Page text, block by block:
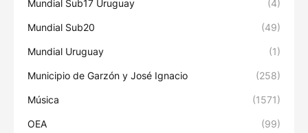
Mundial Sub17 Uruguay (4)
Mundial Sub20 (49)
Mundial Uruguay (1)
Municipio de Garzón y José Ignacio (258)
Música (1571)
OEA (99)